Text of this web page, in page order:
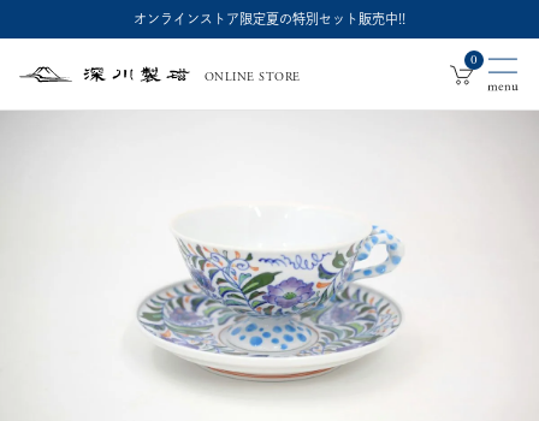
オンラインストア限定夏の特別セット販売中!!
深
ONLINE STORE
0